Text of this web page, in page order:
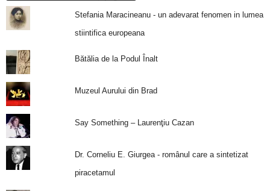
Stefania Maracineanu - un adevarat fenomen in lumea
stiintifica europeana
Bătălia de la Podul Înalt
Muzeul Aurului din Brad
Say Something – Laurenţiu Cazan
Dr. Corneliu E. Giurgea - românul care a sintetizat
piracetamul